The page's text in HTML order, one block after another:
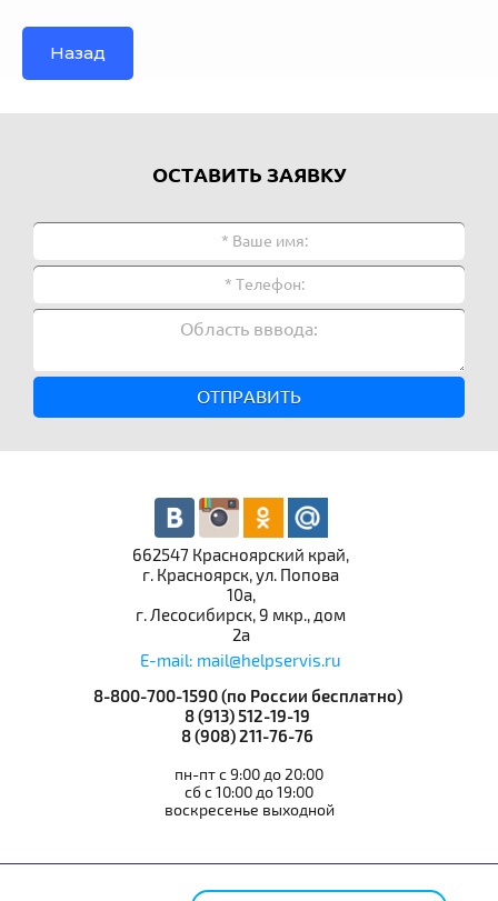
Назад
ОСТАВИТЬ ЗАЯВКУ
ОТПРАВИТЬ
662547 Красноярский край,
г. Красноярск, ул. Попова
10а,
г. Лесосибирск, 9 мкр., дом
2а
E-mail: mail@helpservis.ru
8-800-700-1590 (по России бесплатно)
8 (913) 512-19-19
8 (908) 211-76-76
пн-пт с 9:00 до 20:00
сб с 10:00 до 19:00
воскресенье выходной